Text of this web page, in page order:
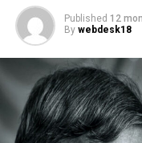
മാധ്യമത്തിനു
പറഞ്ഞു.
Published 12
By webdesk18